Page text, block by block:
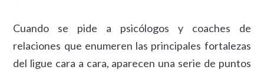
Cuando se pide a psicólogos y coaches de
relaciones que enumeren las principales fortalezas
del ligue cara a cara, aparecen una serie de puntos